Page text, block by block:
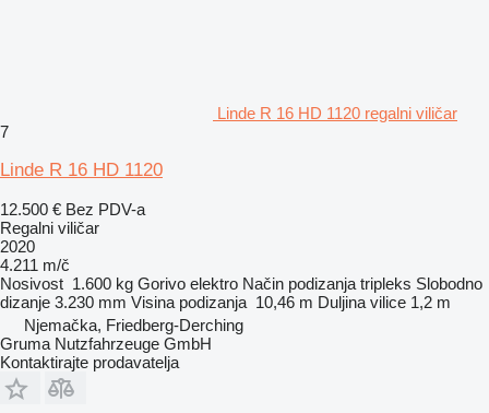
Linde R 16 HD 1120 regalni viličar
7
Linde R 16 HD 1120
12.500 € Bez PDV-a
Regalni viličar
2020
4.211 m/č
Nosivost 1.600 kg Gorivo elektro Način podizanja tripleks Slobodno
dizanje 3.230 mm Visina podizanja 10,46 m Duljina vilice 1,2 m
Njemačka, Friedberg-Derching
Gruma Nutzfahrzeuge GmbH
Kontaktirajte prodavatelja